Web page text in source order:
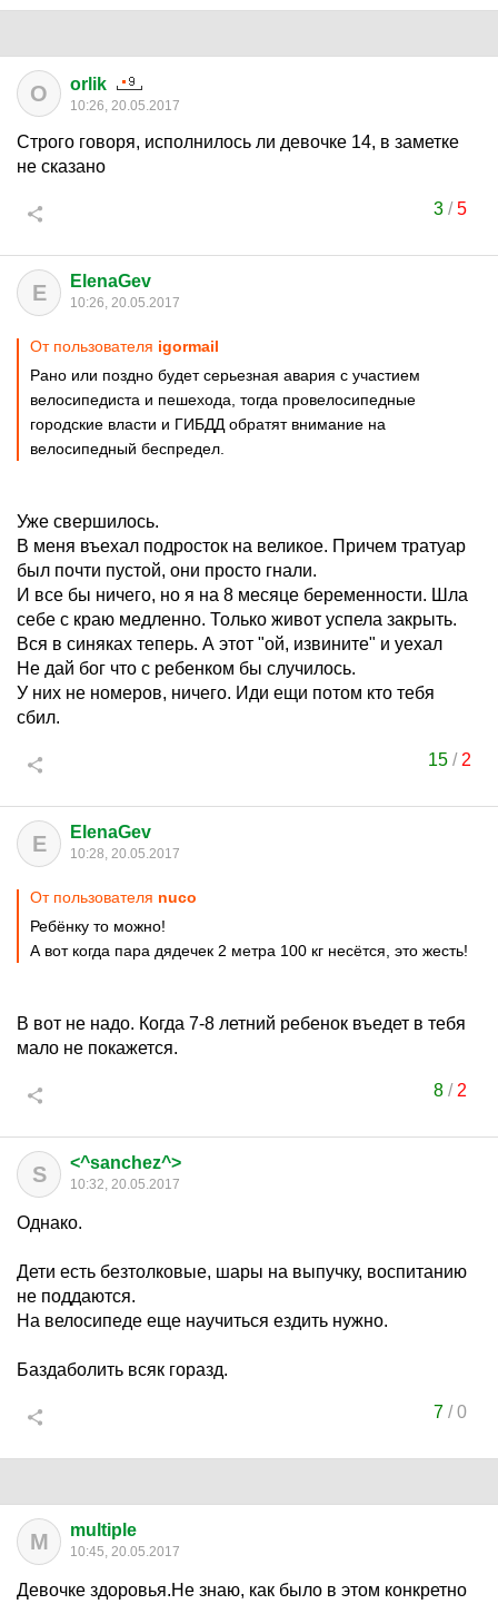
O orlik
10:26, 20.05.2017
Строго говоря, исполнилось ли девочке 14, в заметке
не сказано
3/5
E ElenaGev
10:26, 20.05.2017
От пользователя igormail
Рано или поздно будет серьезная авария с участием
велосипедиста и пешехода, тогда провелосипедные
городские власти и ГИБДД обратят внимание на
велосипедный беспредел.
Уже свершилось.
В меня въехал подросток на великое. Причем тратуар
был почти пустой, они просто гнали.
И все бы ничего, но я на 8 месяце беременности. Шла
себе с краю медленно. Только живот успела закрыть.
Вся в синяках теперь. А этот "ой, извините" и уехал
Не дай бог что с ребенком бы случилось.
У них не номеров, ничего. Иди ещи потом кто тебя
сбил.
15 / 2
E ElenaGev
10:28, 20.05.2017
От пользователя nuco
Ребёнку то можно!
А вот когда пара дядечек 2 метра 100 кг несётся, это жесть!
В вот не надо. Когда 7-8 летний ребенок въедет в тебя
мало не покажется.
8/ 2
S <^sanchez^>
10:32, 20.05.2017
Однако.
Дети есть безтолковые, шары на выпучку, воспитанию
не поддаются.
На велосипеде еще научиться ездить нужно.
Баздаболить всяк горазд.
7/0
M multiple
10:45, 20.05.2017
Девочке здоровья.Не знаю, как было в этом конкретно